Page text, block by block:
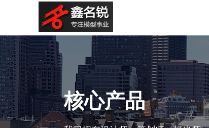
核心产品